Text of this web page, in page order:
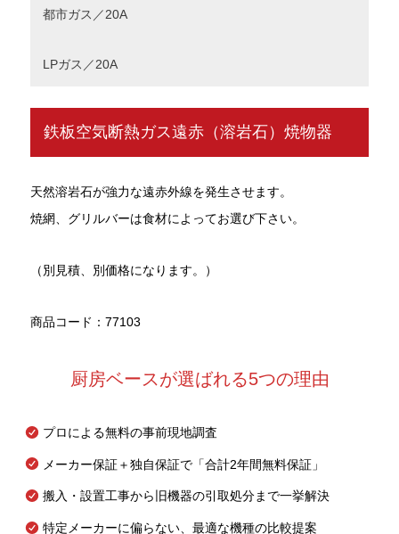
都市ガス／20A
LPガス／20A
鉄板空気断熱ガス遠赤（溶岩石）焼物器
天然溶岩石が強力な遠赤外線を発生させます。
焼網、グリルバーは食材によってお選び下さい。
（別見積、別価格になります。）
商品コード：77103
厨房ベースが選ばれる5つの理由
プロによる無料の事前現地調査
メーカー保証＋独自保証で「合計2年間無料保証」
搬入・設置工事から旧機器の引取処分まで一挙解決
特定メーカーに偏らない、最適な機種の比較提案